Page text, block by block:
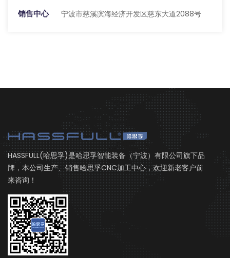
销售中心 宁波市慈溪滨海经济开发区慈东大道2088号
HASSFULL(哈思孚)是哈思孚智能装备（宁波）有限公司旗下品
牌，本公司生产、销售哈思孚CNC加工中心，欢迎新老客户前
来咨询！